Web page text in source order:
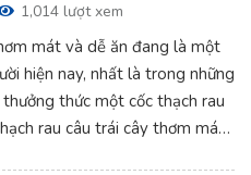
1,014 lượt xem
mát và dễ ăn đang là một
hiện nay, nhất là trong những
thức một cốc thạch rau
rau câu trái cây thơm mát